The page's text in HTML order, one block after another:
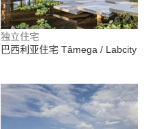
独立住宅
巴西利亚住宅 Tâmega / Labcity